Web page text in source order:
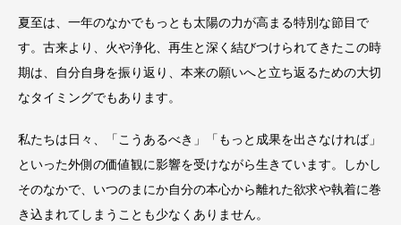
夏至は、一年のなかでもっとも太陽の力が高まる特別な節目で
す。古来より、火や浄化、再生と深く結びつけられてきたこの時
期は、自分自身を振り返り、本来の願いへと立ち返るための大切
なタイミングでもあります。
私たちは日々、「こうあるべき」「もっと成果を出さなければ」
といった外側の価値観に影響を受けながら生きています。しかし
そのなかで、いつのまにか自分の本心から離れた欲求や執着に巻
き込まれてしまうことも少なくありません。